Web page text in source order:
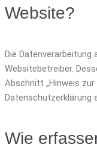
Website?
Die
Websitebetreiber.
Abschnitt „Hinweis
Datenschutzerklärung
Wie